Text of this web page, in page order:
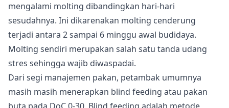
mengalami molting dibandingkan hari-hari
sesudahnya. Ini dikarenakan molting cenderung
terjadi antara 2 sampai 6 minggu awal budidaya.
Molting sendiri merupakan salah satu tanda udang
stres sehingga wajib diwaspadai.
Dari segi manajemen pakan, petambak umumnya
masih masih menerapkan blind feeding atau pakan